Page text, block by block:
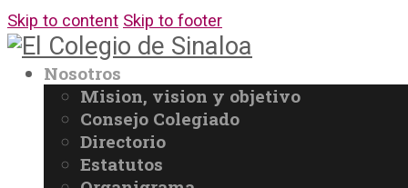
Skip to content Skip to footer
Nosotros
Mision, vision y objetivo
Consejo Colegiado
Directorio
Estatutos